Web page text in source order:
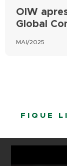
OIW
Global
MAI/2025
FIQUE